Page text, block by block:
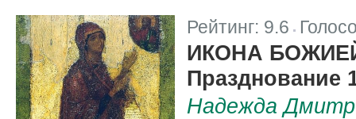
Рейтинг: 9.6
ИКОНА
Празднование
Надежда